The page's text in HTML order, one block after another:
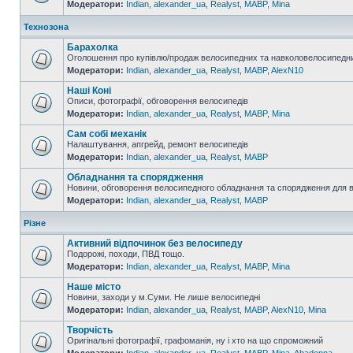
Модератори: Indian alexander_ua Realyst MABP, Mina
Технозона
Барахолка
Оголошення про купівлю/продаж велосипедних та
Модератори: Indian alexander_ua Realyst MABP, AlexN10
Наші Коні
Описи, фотографії, обговорення велосипедів
Модератори: Indian alexander_ua Realyst MABP, Mina
Сам собі механік
Налаштування, апгрейд, ремонт велосипедів
Модератори: Indian alexander_ua Realyst MABP
Обладнання та спорядження
Новини, обговорення велосипедного обладнання та спорядження для
Модератори: Indian alexander_ua Realyst MABP
Різне
Активний відпочинок без велосипеду
Подорожі, походи, ПВД тощо.
Модератори: Indian alexander_ua Realyst MABP, Mina
Наше місто
Новини, заходи у м.Суми. Не лише велосипедні
Модератори: Indian alexander_ua Realyst MABP, AlexN10 Mina
Творчість
Оригінальні фотографії, графоманія, ну і хто на що спроможний